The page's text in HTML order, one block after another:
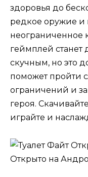
здоровья до
редкое оружие и
неограниченное
геймплей станет
скучным, но это
поможет пройти
ограничений и
героя.
играйте и